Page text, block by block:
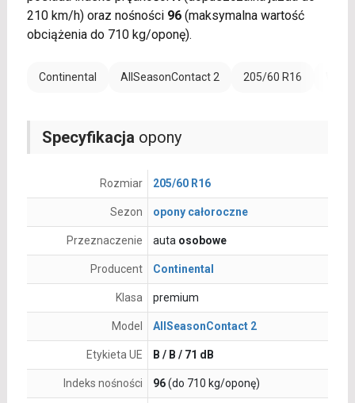
210 km/h) oraz nośności 96(maksymalna wartość
obciążenia do 710 kg/oponę).
Continental AllSeasonContact 2 205/60 R16
Specyfikacja opony
Rozmiar 205/60 R16
Sezon opony całoroczne
Przeznaczenie auta osobowe
Producent Continental
Klasa premium
Model AllSeasonContact 2
Etykieta UE B / B / 71 dB
Indeks nośności 96(do 710 kg/oponę)